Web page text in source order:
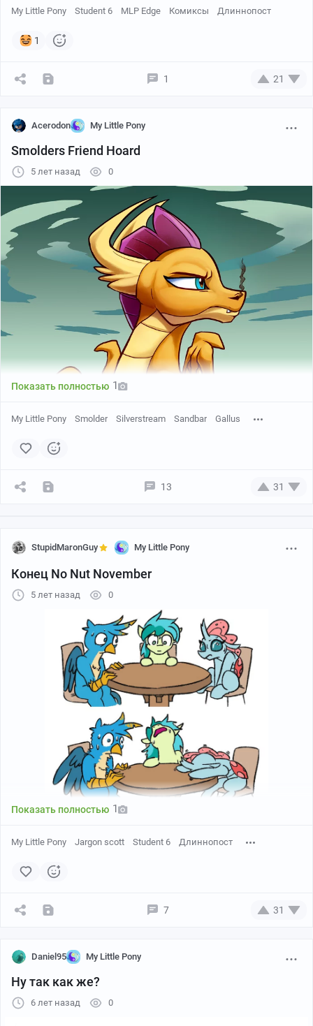
My Little Pony Student 6 MLP Edge Комиксы Длиннопост
1
1 21
Acerodon My Little Pony
Smolders Friend Hoard
5 лет назад 0
DeviantArt
Показать полностью 1
My Little Pony Smolder Silverstream Sandbar Gallus
13 31
StupidMaronGuy My Little Pony
Конец No Nut November
5 лет назад 0
Показать полностью 1
My Little Pony Jargon scott Student 6 Длиннопост
7 31
Daniel95 My Little Pony
Ну так как же?
6 лет назад 0